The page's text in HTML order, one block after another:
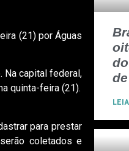
(21) por Águas
Na capital federal,
quinta-feira (21).
para prestar
coletados e